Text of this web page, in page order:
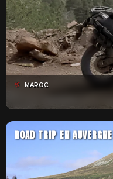
MAROC
ROAD TRIP EN AUVERGNE